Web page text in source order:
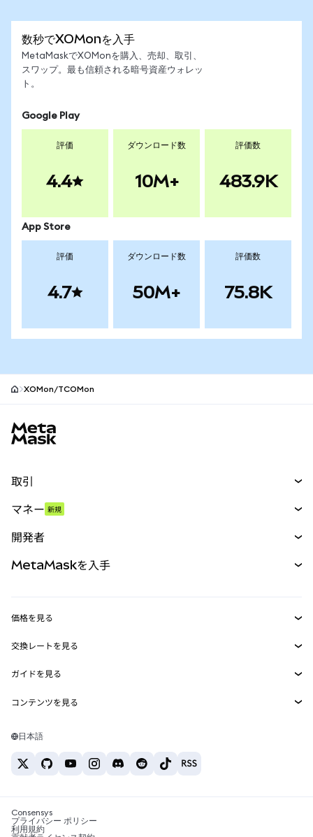
数秒でXOMonを入手
MetaMaskでXOMonを購入、売却、取引、
スワップ。最も信頼される暗号資産ウォレッ
ト。
Google Play
評価
4.4
ダウンロード数
10M+
評価数
483.9K
App Store
評価
4.7
ダウンロード数
50M+
評価数
75.8K
XOMon/TCOMon
取引
パーペチュアル
RWA
マネー 新規
開発者
MetaMask Connect
Snaps
Web3サービス
MetaMaskを入手
セキュリティ
サポート
キャリア
お問い合わせ
価格を見る
イーサリアムの価格
Solanaの価格
Tetherの価格
交換レートを見る
ETH→USD
USDT→INR
BTC→INR
ETH→USDT
ガイドを見る
ETHの購入
USDTの購入
SHIBの購入
BNBの購入
コンテンツを見る
Solanaウォレット
税制関連ニュース
日本語
Consensys
プライバシー ポリシー
利用規約